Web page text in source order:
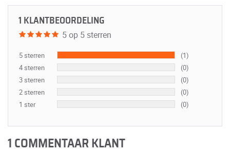
1 KLANTBEOORDELING
5 op 5 sterren
5 sterren
(1)
4 sterren
(0)
3 sterren
(0)
2 sterren
(0)
1 ster
(0)
1 COMMENTAAR KLANT